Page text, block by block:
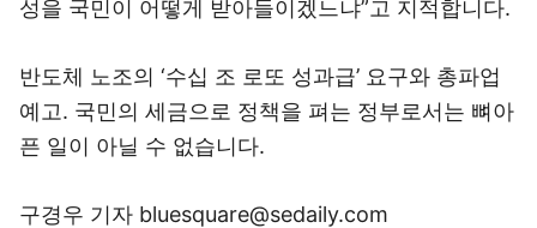
성을 국민이 어떻게 받아들이겠느냐”고 지적합니다.
반도체 노조의 ‘수십 조 로또 성과급’ 요구와 총파업
예고. 국민의 세금으로 정책을 펴는 정부로서는 뼈아
픈 일이 아닐 수 없습니다.
구경우 기자 bluesquare@sedaily.com